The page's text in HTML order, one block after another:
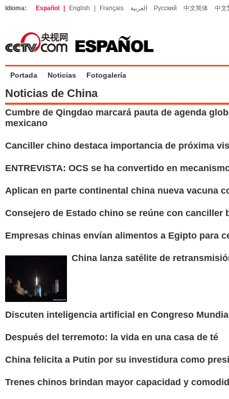
Idioma: Español English Français العربية Русский 中文简体 中文
Portada Noticias Fotogalería
Noticias de China
Cumbre de Qingdao marcará pauta de agenda
mexicano
Canciller chino destaca importancia de próxima
ENTREVISTA: OCS se ha convertido en
Aplican en parte continental china nueva vacuna
Consejero de Estado chino se reúne con canciller
Empresas chinas envían alimentos a Egipto para
China lanza satélite de
Discuten inteligencia artificial en Congreso
Después del terremoto: la vida en una casa de té
China felicita a Putin por su investidura como
Trenes chinos brindan mayor capacidad y